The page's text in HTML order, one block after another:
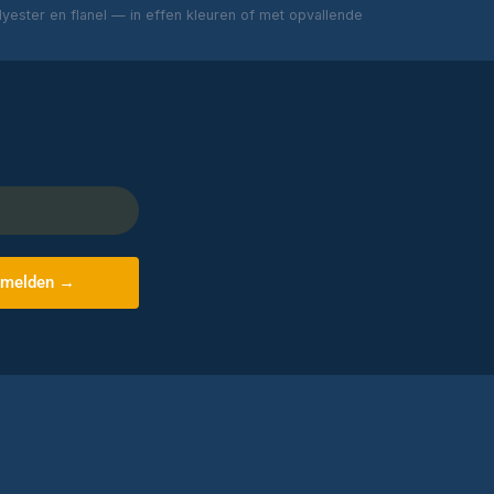
en flanel — in effen kleuren of met opvallende
→